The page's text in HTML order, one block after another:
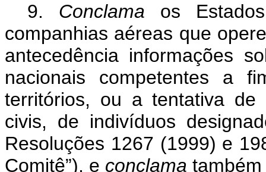
9. Conclama os
companhias aéreas que
antecedência informações
nacionais competentes a
territórios, ou a tentativa de
civis, de indivíduos
Resoluções 1267 (1999) e
Comitê”), e conclama